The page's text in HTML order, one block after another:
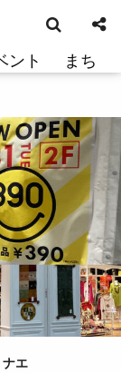
ント まち
索
エ